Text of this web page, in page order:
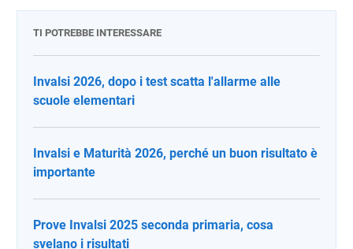
TI POTREBBE INTERESSARE
Invalsi 2026, dopo i test scatta l'allarme alle
scuole elementari
Invalsi e Maturità 2026, perché un buon risultato è
importante
Prove Invalsi 2025 seconda primaria, cosa
svelano i risultati